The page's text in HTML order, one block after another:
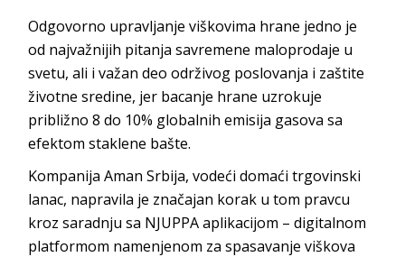
Odgovorno upravljanje viškovima hrane jedno je
od najvažnijih pitanja savremene maloprodaje u
svetu, ali i važan deo održivog poslovanja i zaštite
životne sredine, jer bacanje hrane uzrokuje
približno 8 do 10% globalnih emisija gasova sa
efektom staklene bašte.
Kompanija Aman Srbija, vodeći domaći trgovinski
lanac, napravila je značajan korak u tom pravcu
kroz saradnju sa NJUPPA aplikacijom – digitalnom
platformom namenjenom za spasavanje viškova